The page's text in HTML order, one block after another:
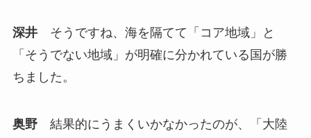
深井そうですね、海を隔てて「コア地域」と
「そうでない地域」が明確に分かれている国が勝
ちました。
奥野結果的にうまくいかなかったのが、「大陸